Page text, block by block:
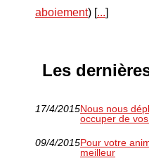
aboiement) [...]
Les
17/4/2015Nous nous
occuper de
09/4/2015Pour votre
meilleur